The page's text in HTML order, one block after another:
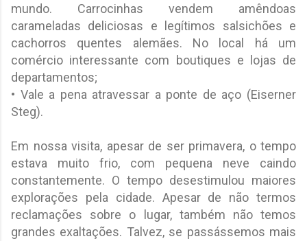
mundo. Carrocinhas vendem amêndoas
carameladas deliciosas e legítimos salsichões e
cachorros quentes alemães. No local há um
comércio interessante com boutiques e lojas de
departamentos;
• Vale a pena atravessar a ponte de aço (Eiserner
Steg).
Em nossa visita, apesar de ser primavera, o tempo
estava muito frio, com pequena neve caindo
constantemente. O tempo desestimulou maiores
explorações pela cidade. Apesar de não termos
reclamações sobre o lugar, também não temos
grandes exaltações. Talvez, se passássemos mais